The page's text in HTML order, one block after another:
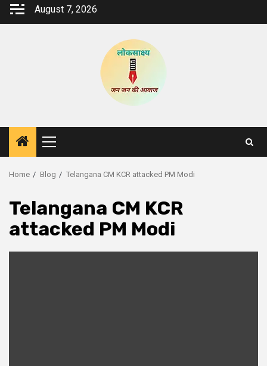
Skip
August 7, 2026
Primary
Menu
Home Blog Telangana CM KCR attacked PM Modi
Telangana CM KCR
attacked PM Modi